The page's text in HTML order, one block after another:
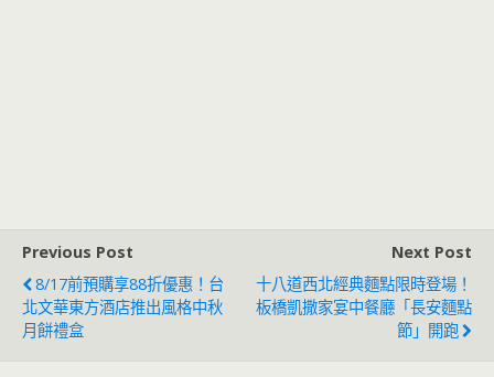
Previous Post
8/17前預購享88折優惠！台
北文華東方酒店推出風格中秋
月餅禮盒
Next Post
十八道西北經典麵點限時登場！
板橋凱撒家宴中餐廳「長安麵點
節」開跑